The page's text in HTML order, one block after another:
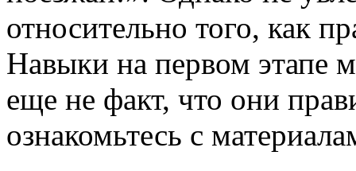
относительно того, как
Навыки на первом этапе
еще не факт, что они
ознакомьтесь с